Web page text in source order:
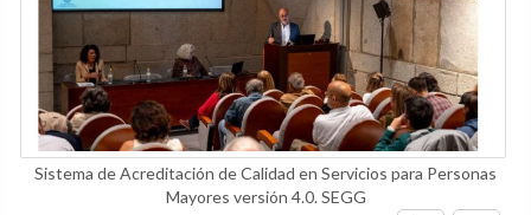
Sistema de Acreditación de Calidad en Servicios para Personas
Mayores versión 4.0. SEGG